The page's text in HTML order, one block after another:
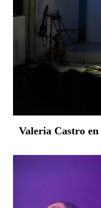
Valeria Castro